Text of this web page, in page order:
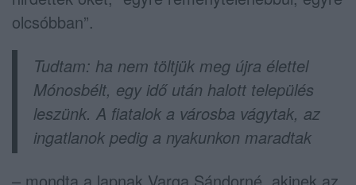
olcsóbban”.
Tudtam: ha nem töltjük meg újra élettel
Mónosbélt, egy idő után halott település
leszünk. A fiatalok a városba vágytak, az
ingatlanok pedig a nyakunkon maradtak